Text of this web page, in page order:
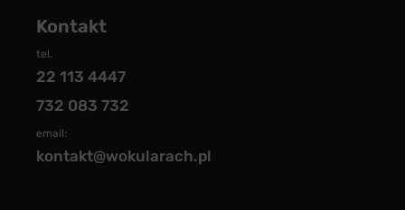
Kontakt
tel.
22 113 4447
732 083 732
email:
kontakt@wokularach.pl